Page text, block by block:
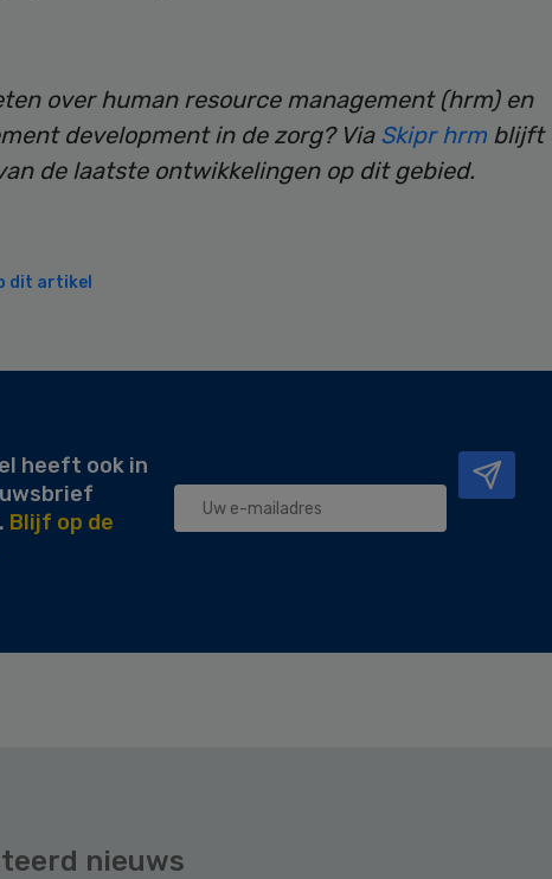
over human resource management (hrm) en
development in de zorg? Via Skipr hrm blijft
de laatste ontwikkelingen op dit gebied.
dit artikel
heeft ook in
Blijf op de
nieuws